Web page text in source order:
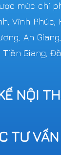
mức chi
Vĩnh Phúc,
An
Giang,
NỘI
TƯ VẤN